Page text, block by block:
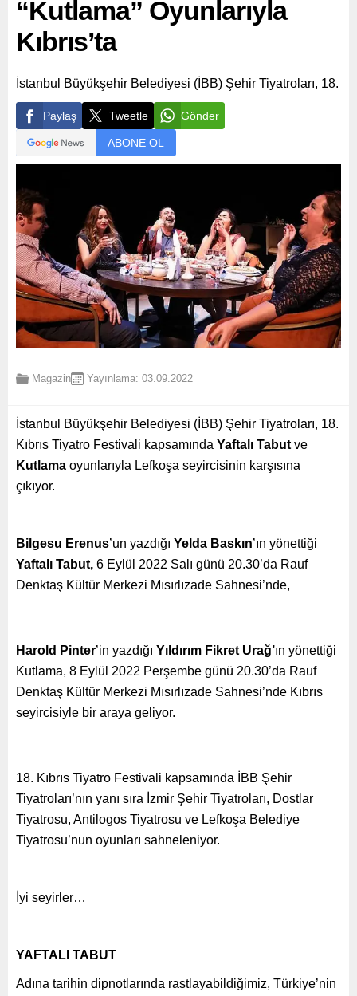
“Kutlama” Oyunlarıyla
Kıbrıs’ta
İstanbul Büyükşehir Belediyesi (İBB) Şehir Tiyatroları, 18.
Paylaş Tweetle Gönder
ABONE OL
Magazin Yayınlama: 03.09.2022
İstanbul Büyükşehir Belediyesi (İBB) Şehir Tiyatroları, 18.
Kıbrıs Tiyatro Festivali kapsamında Yaftalı Tabut ve
Kutlama oyunlarıyla Lefkoşa seyircisinin karşısına
çıkıyor.
Bilgesu Erenus’un yazdığı Yelda Baskın’ın yönettiği
Yaftalı Tabut, 6 Eylül 2022 Salı günü 20.30’da Rauf
Denktaş Kültür Merkezi Mısırlızade Sahnesi’nde,
Harold Pinter’in yazdığı Yıldırım Fikret Urağ’ın yönettiği
Kutlama, 8 Eylül 2022 Perşembe günü 20.30’da Rauf
Denktaş Kültür Merkezi Mısırlızade Sahnesi’nde Kıbrıs
seyircisiyle bir araya geliyor.
18. Kıbrıs Tiyatro Festivali kapsamında İBB Şehir
Tiyatroları’nın yanı sıra İzmir Şehir Tiyatroları, Dostlar
Tiyatrosu, Antilogos Tiyatrosu ve Lefkoşa Belediye
Tiyatrosu’nun oyunları sahneleniyor.
İyi seyirler…
YAFTALI TABUT
Adına tarihin dipnotlarında rastlayabildiğimiz, Türkiye’nin